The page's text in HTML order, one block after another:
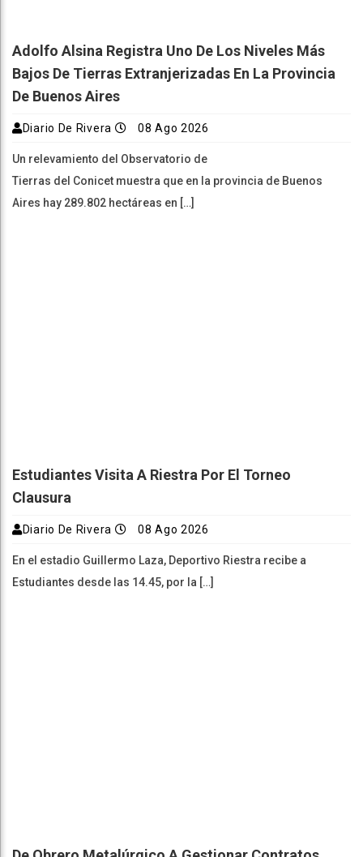
Adolfo Alsina Registra Uno De Los Niveles Más
Bajos De Tierras Extranjerizadas En La Provincia
De Buenos Aires
Diario De Rivera 08 Ago 2026
Un relevamiento del Observatorio de
Tierras del Conicet muestra que en la provincia de Buenos
Aires hay 289.802 hectáreas en […]
Estudiantes Visita A Riestra Por El Torneo
Clausura
Diario De Rivera 08 Ago 2026
En el estadio Guillermo Laza, Deportivo Riestra recibe a
Estudiantes desde las 14.45, por la […]